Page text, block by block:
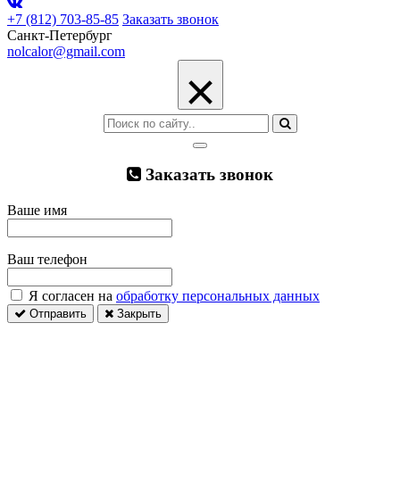
+7 (812) 703-85-85 Заказать звонок
Санкт-Петербург
nolcalor@gmail.com
×
Заказать звонок
Ваше имя
Ваш телефон
Я согласен на обработку персональных данных
Отправить Закрыть